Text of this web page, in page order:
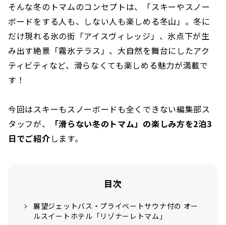
そんな冬のトマムのコンセプトは、「スキーやスノー
ボードをする人も、しない人も楽しめる冬山」。冬に
だけ現れる氷の街「アイスヴィレッジ」、氷点下が生
み出す絶景「霧氷テラス」、大自然を舞台にしたアク
ティビティなど、滑らなくても楽しめる魅力が満載で
す！
今回はスキーもスノーボードも全くできない編集部ス
タッフが、
「滑らない冬のトマム」の楽しみ方を2泊3
日でご紹介します。
目次
展望ジェットバス・プライベートサウナ付の オー
ルスイートホテル「リゾナーレトマム」